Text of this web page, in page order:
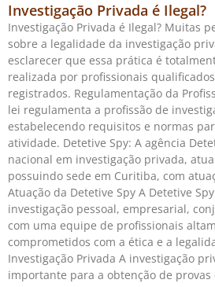
Investigação Privada é Ilegal?
Investigação Privada é Ilegal? Muitas
sobre a legalidade da investigação
esclarecer que essa prática é
realizada por profissionais
registrados. Regulamentação da
lei regulamenta a profissão de
estabelecendo requisitos e normas
atividade. Detetive Spy: A agência
nacional em investigação privada,
possuindo sede em Curitiba, com
Atuação da Detetive Spy A Detetive
investigação pessoal, empresarial,
com uma equipe de profissionais
comprometidos com a ética e a
Investigação Privada A investigação
importante para a obtenção de provas